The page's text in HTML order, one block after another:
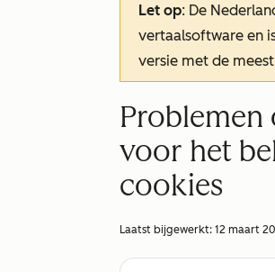
Let op: De
vertaalsoftware en
versie met de
Problemen
voor het
cookies
Laatst bijgewerkt: 12 maart